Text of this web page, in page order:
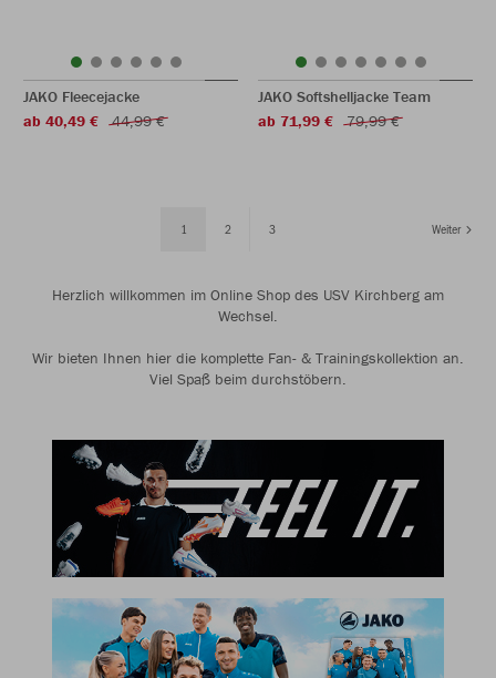
JAKO Fleecejacke
ab 40,49 €
44,99 €
JAKO Softshelljacke Team
ab 71,99 €
79,99 €
1 2 3 Weiter
Herzlich willkommen im Online Shop des USV Kirchberg am
Wechsel.
Wir bieten Ihnen hier die komplette Fan- & Trainingskollektion an.
Viel Spaß beim durchstöbern.